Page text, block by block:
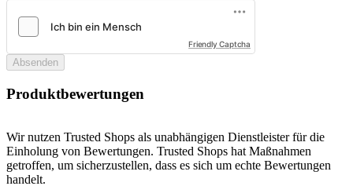
Friendly Captcha
Absenden
Produktbewertungen
Wir nutzen Trusted Shops als unabhängigen Dienstleister für die
Einholung von Bewertungen. Trusted Shops hat Maßnahmen
getroffen, um sicherzustellen, dass es sich um echte Bewertungen
handelt.